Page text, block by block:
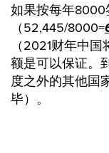
如果按每年
（52,445/8000=
（2021财年中
额是可以保证。
度之外的其他国
毕）。